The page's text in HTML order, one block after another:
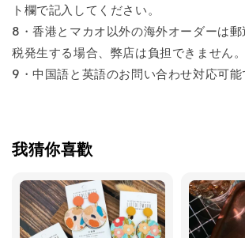
ト欄で記入してください。
8・香港とマカオ以外の海外オーダーは
税発生する場合、弊店は負担できません。
9・中国語と英語のお問い合わせ対応可能
我猜你喜歡